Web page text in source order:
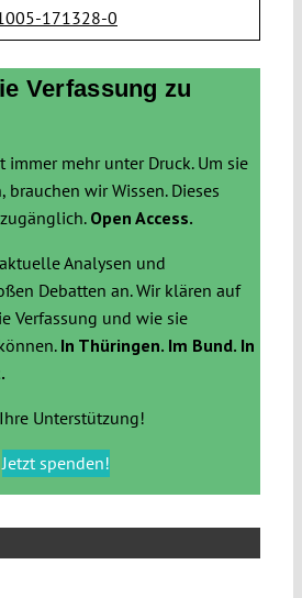
171328-0
Verfassung zu
immer mehr unter Druck. Um sie
wir Wissen. Dieses
Open Access.
Analysen und
Debatten an. Wir klären auf
Verfassung und wie sie
In Thüringen. Im Bund. In
Unterstützung!
Jetzt spenden!